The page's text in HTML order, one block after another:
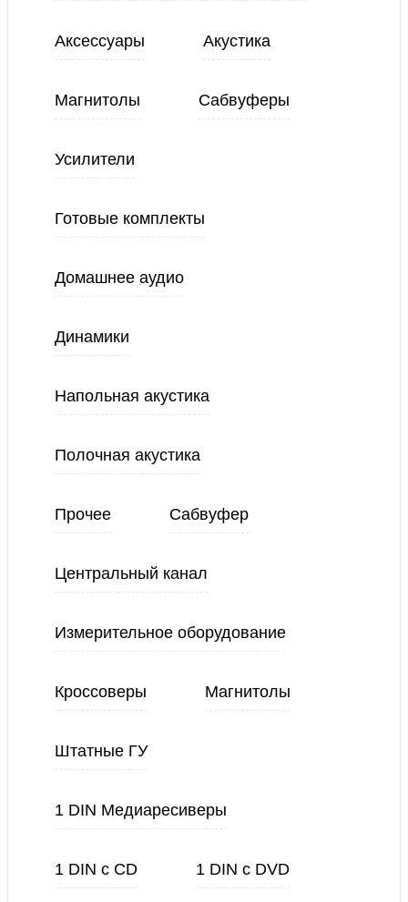
Аксессуары Акустика
Магнитолы Сабвуферы
Усилители
Готовые комплекты
Домашнее аудио
Динамики
Напольная акустика
Полочная акустика
Прочее Сабвуфер
Центральный канал
Измерительное оборудование
Кроссоверы Магнитолы
Штатные ГУ
1 DIN Медиаресиверы
1 DIN с CD 1 DIN с DVD